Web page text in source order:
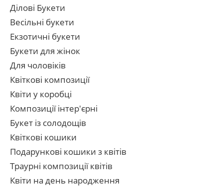
Ділові Букети
Весільні букети
Екзотичні букети
Букети для жінок
Для чоловіків
Квіткові композиції
Квіти у коробці
Композиції інтер'єрні
Букет із солодощів
Квіткові кошики
Подарункові кошики з квітів
Траурні композиції квітів
Квіти на день народження